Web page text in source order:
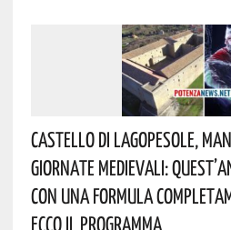
Castello Di Lagopesole,
Giornate Medievali:
Con Una Formula
Ecco Il Programma